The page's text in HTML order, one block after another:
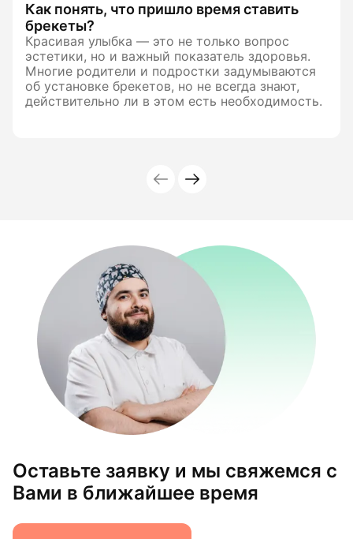
Как понять, что пришло время ставить
брекеты?
Красивая улыбка — это не только вопрос
эстетики, но и важный показатель здоровья.
Многие родители и подростки задумываются
об установке брекетов, но не всегда знают,
действительно ли в этом есть необходимость.
Оставьте заявку и мы свяжемся с
Вами в ближайшее время